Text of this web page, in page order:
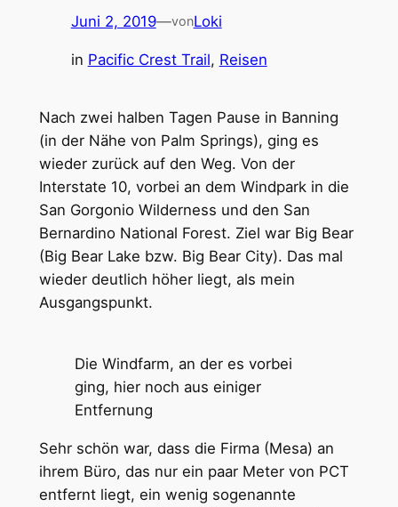
Juni 2, 2019—vonLoki
in Pacific Crest Trail, Reisen
Nach zwei halben Tagen Pause in Banning
(in der Nähe von Palm Springs), ging es
wieder zurück auf den Weg. Von der
Interstate 10, vorbei an dem Windpark in die
San Gorgonio Wilderness und den San
Bernardino National Forest. Ziel war Big Bear
(Big Bear Lake bzw. Big Bear City). Das mal
wieder deutlich höher liegt, als mein
Ausgangspunkt.
Die Windfarm, an der es vorbei
ging, hier noch aus einiger
Entfernung
Sehr schön war, dass die Firma (Mesa) an
ihrem Büro, das nur ein paar Meter von PCT
entfernt liegt, ein wenig sogenannte